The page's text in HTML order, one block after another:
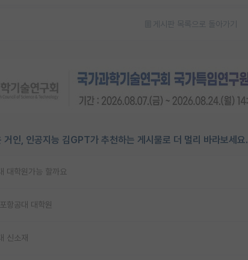
게시판 목록으로 돌아가기
거인, 인공지능 김GPT가 추천하는 게시물로 더 멀리 바라보세요.
대학원가능 할까요
항공대 대학원
신소재